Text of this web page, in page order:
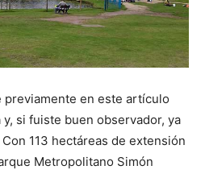
previamente en este artículo
si fuiste buen observador, ya
113 hectáreas de extensión
Metropolitano Simón